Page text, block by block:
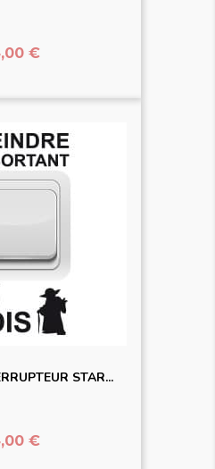
€
STAR...
€